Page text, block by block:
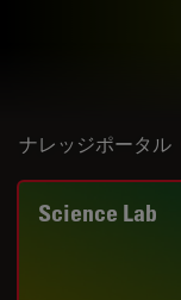
ナレッジポータル
Science Lab